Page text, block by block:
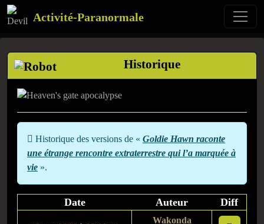
Activité-Paranormale
Historique
Historique des versions de « Goldie Hawn raconte
une étrange rencontre extraterrestre qui l’a marquée à
vie ».
Date Auteur Diff
Wakonda